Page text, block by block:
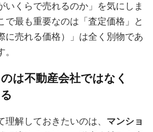
いくらで売れるのか」を気にしま
で最も重要なのは「査定価格」と
に売れる価格）」は全く別物であ
は不動産会社ではなく
理解しておきたいのは、 マンショ